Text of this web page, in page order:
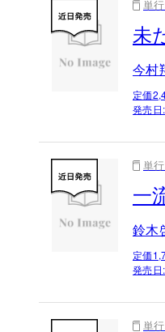
単
未
今村
定価
発売日:
単
一
鈴木
定価
発売日:
単